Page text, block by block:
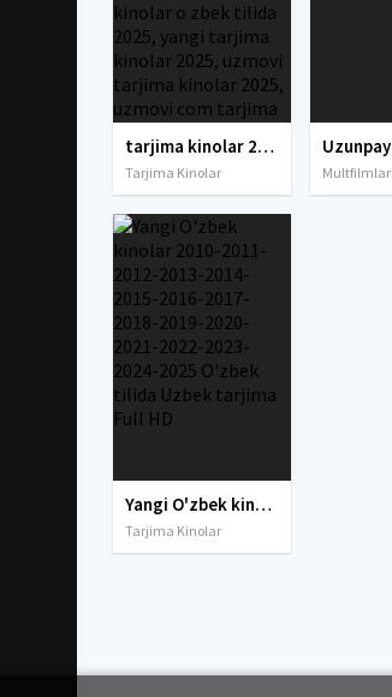
tarjima kinolar 2025, uzbek tarjima kinolar 2025, tarjima kinolar uzbek tilida 2025, tarjima kinolar o zbek 2025, tarjima kinolar o zbek tilida 2025, yangi tarjima kinolar 2025, uzmovi tarjima kinolar 2025, uzmovi com tarjima kinolar 2025, uzbekcha t
Tarjima Kinolar Multfilmlar
Yangi O'zbek kinolar 2010-2011-2012-2013-2014-2015-2016-2017-2018-2019-2020-2021-2022-2023-2024-2025 O'zbek tilida Uzbek tarjima Full HD
Tarjima Kinolar